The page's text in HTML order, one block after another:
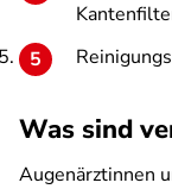
Was sind
Augenärztinnen